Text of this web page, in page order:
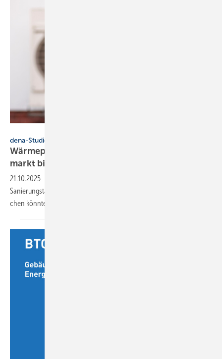
dena-Studie
Wärme­pumpen stärker gefragt – Sanie­rungs­
markt bietet
21.10.2025 -
Sanierungs­tätig­keit die eher prekäre Lage im Neu­bau­be­reich aus­glei­
chen könnte, so die